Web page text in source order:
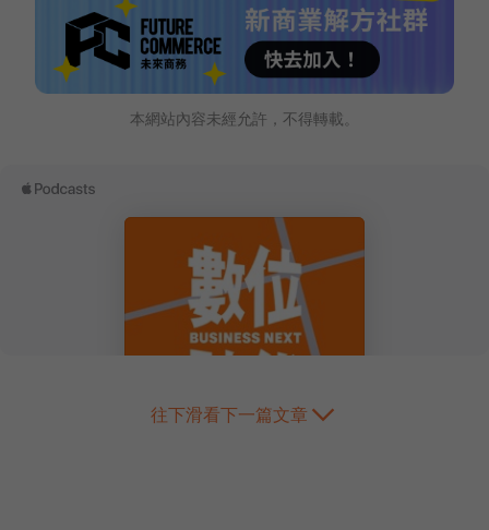
本網站內容未經允許，不得轉載。
往下滑看下一篇文章